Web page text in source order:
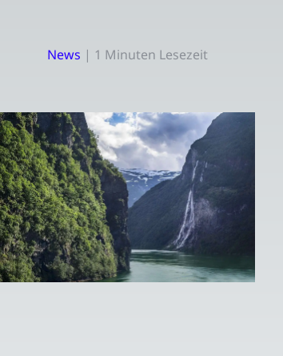
News | 1 Minuten Lesezeit